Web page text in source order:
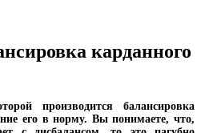
карданного
производится балансировка
его в норму. Вы понимаете, что,